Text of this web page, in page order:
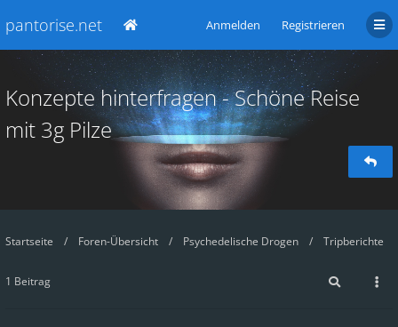
pantorise.net Anmelden Registrieren
Konzepte hinterfragen - Schöne Reise
mit 3g Pilze
Startseite Foren-Übersicht Psychedelische Drogen Tripberichte
1 Beitrag